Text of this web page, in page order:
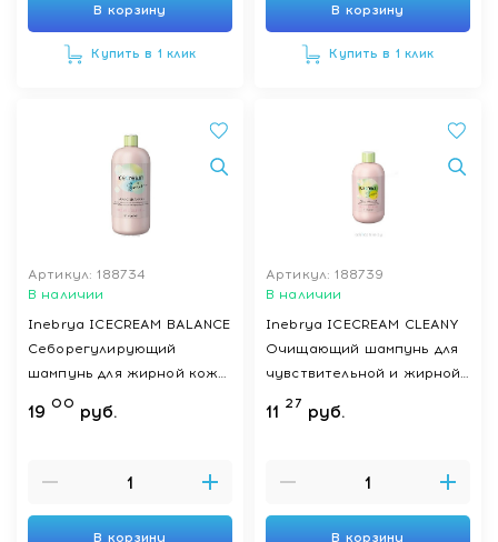
В корзину
Купить в 1 клик
В корзину
Купить в 1 клик
Артикул: 188734
В наличии
Inebrya ICECREAM BALANCE
Себорегулирующий
шампунь для жирной кожи
головы и жирных волос
BALANCE SHAMPOO, 1000
19 00 руб.
В корзину
Артикул: 188739
В наличии
Inebrya ICECREAM CLEANY
Очищающий шампунь для
чувствительной и жирной
кожи SHAMPOO CLEANY,
300 мл
11 27 руб.
В корзину